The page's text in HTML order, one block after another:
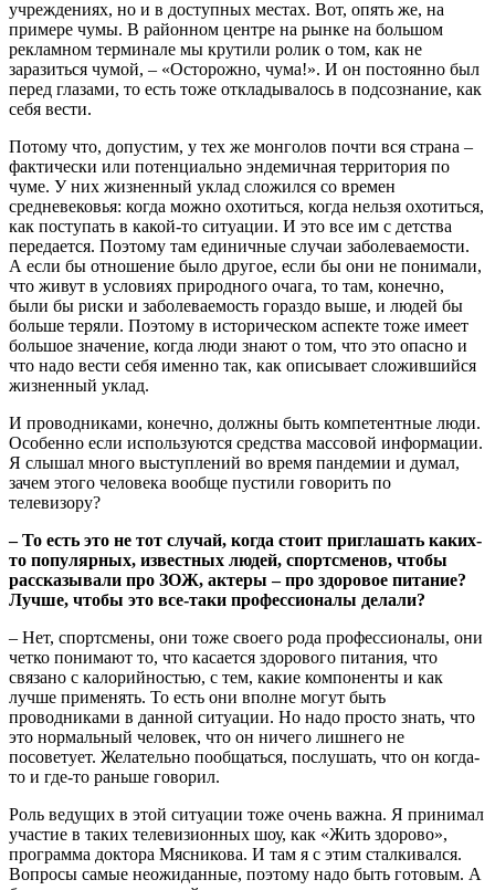
учреждениях, но и в доступных местах. Вот, опять же, на
примере чумы. В районном центре на рынке на большом
рекламном терминале мы крутили ролик о том, как не
заразиться чумой, – «Осторожно, чума!». И он постоянно был
перед глазами, то есть тоже откладывалось в подсознание, как
себя вести.
Потому что, допустим, у тех же монголов почти вся страна –
фактически или потенциально эндемичная территория по
чуме. У них жизненный уклад сложился со времен
средневековья: когда можно охотиться, когда нельзя охотиться,
как поступать в какой-то ситуации. И это все им с детства
передается. Поэтому там единичные случаи заболеваемости.
А если бы отношение было другое, если бы они не понимали,
что живут в условиях природного очага, то там, конечно,
были бы риски и заболеваемость гораздо выше, и людей бы
больше теряли. Поэтому в историческом аспекте тоже имеет
большое значение, когда люди знают о том, что это опасно и
что надо вести себя именно так, как описывает сложившийся
жизненный уклад.
И проводниками, конечно, должны быть компетентные люди.
Особенно если используются средства массовой информации.
Я слышал много выступлений во время пандемии и думал,
зачем этого человека вообще пустили говорить по
телевизору?
– То есть это не тот случай, когда стоит приглашать каких-
то популярных, известных людей, спортсменов, чтобы
рассказывали про ЗОЖ, актеры – про здоровое питание?
Лучше, чтобы это все-таки профессионалы делали?
– Нет, спортсмены, они тоже своего рода профессионалы, они
четко понимают то, что касается здорового питания, что
связано с калорийностью, с тем, какие компоненты и как
лучше применять. То есть они вполне могут быть
проводниками в данной ситуации. Но надо просто знать, что
это нормальный человек, что он ничего лишнего не
посоветует. Желательно пообщаться, послушать, что он когда-
то и где-то раньше говорил.
Роль ведущих в этой ситуации тоже очень важна. Я принимал
участие в таких телевизионных шоу, как «Жить здорово»,
программа доктора Мясникова. И там я с этим сталкивался.
Вопросы самые неожиданные, поэтому надо быть готовым. А